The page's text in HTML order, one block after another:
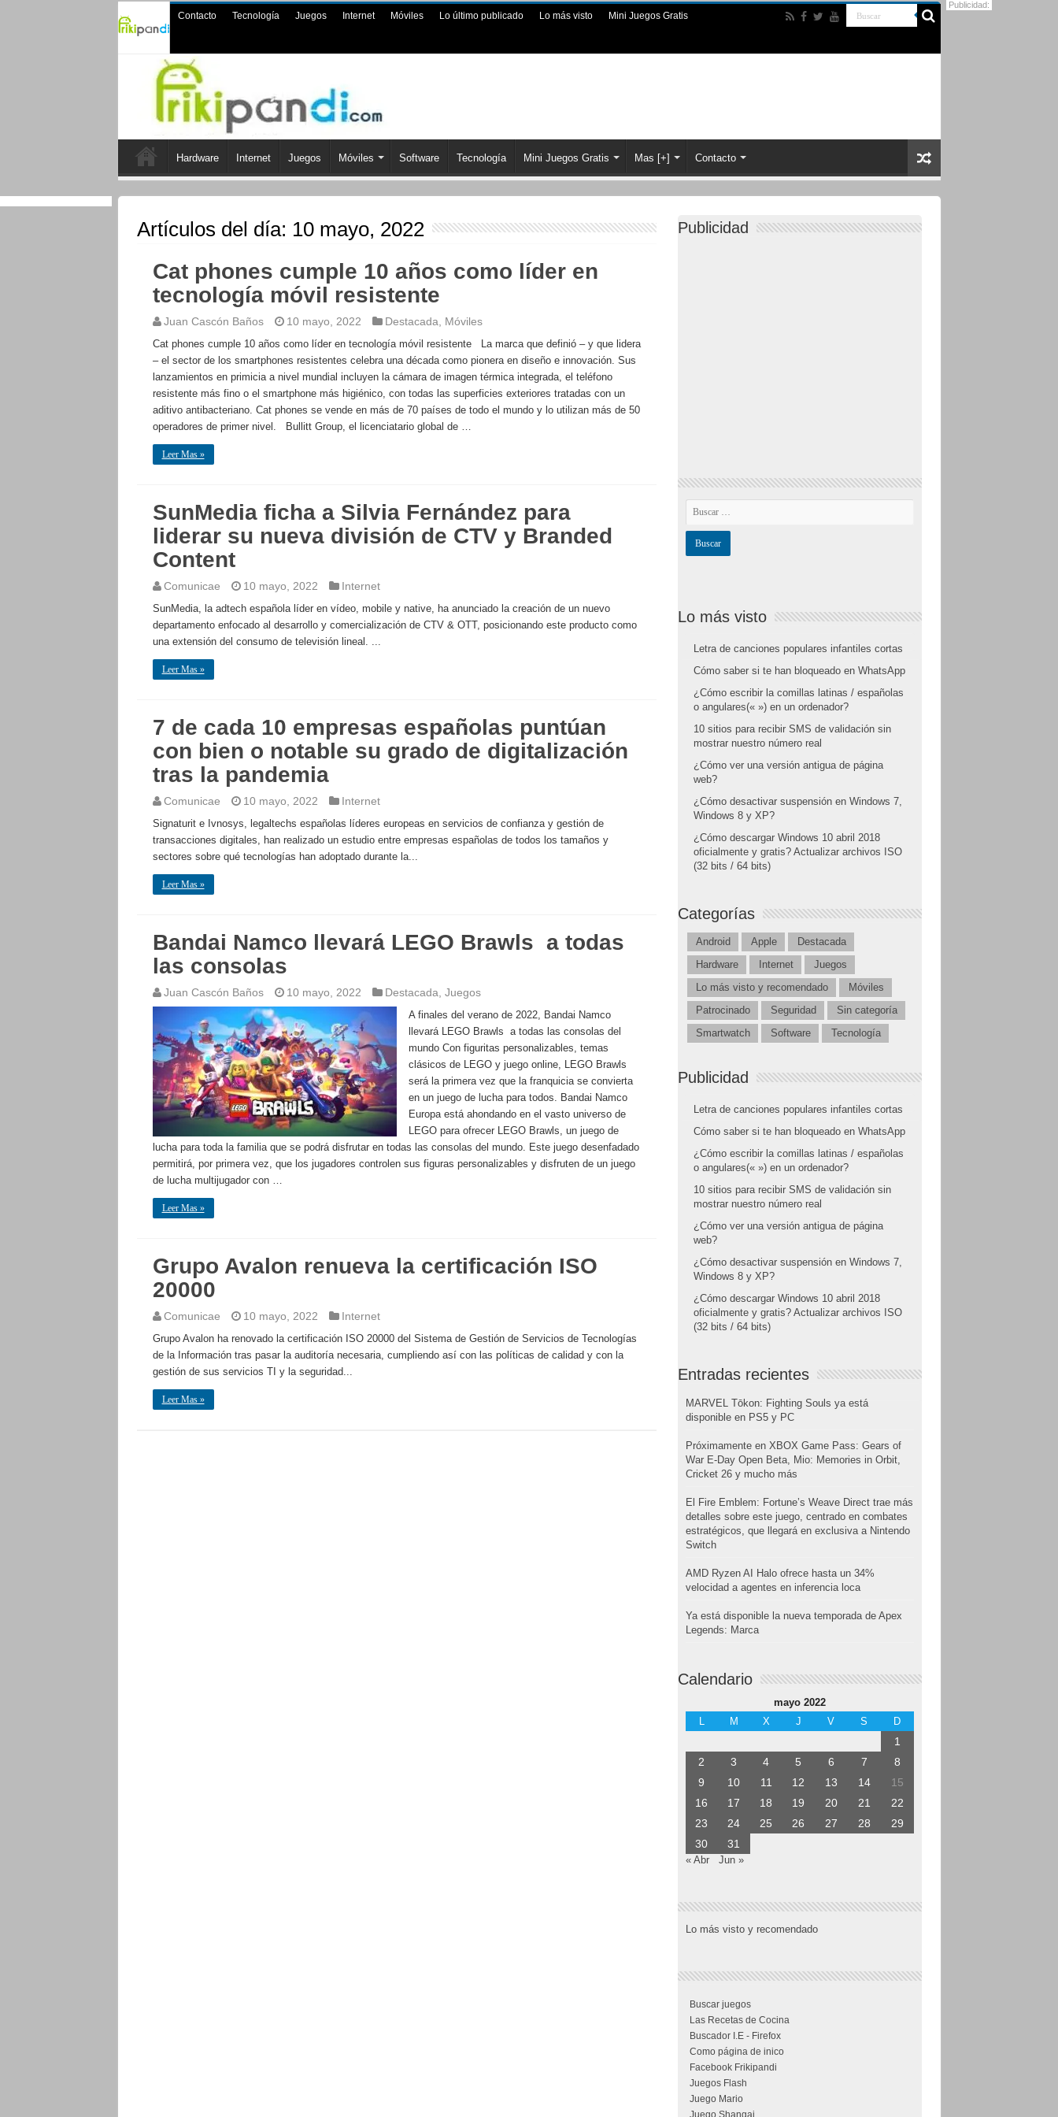
Contacto Tecnología Juegos Internet Móviles Lo último publicado Lo más visto Mini Juegos Gratis
Hardware Internet Juegos Móviles Software Tecnología Mini Juegos Gratis Mas [+] Contacto
Artículos del día: 10 mayo, 2022
Cat phones cumple 10 años como líder en
tecnología móvil resistente
Juan Cascón Baños 10 mayo, 2022 Destacada Móviles
Cat phones cumple 10 años como líder en tecnología móvil resistente La marca que definió – y que lidera
– el sector de los smartphones resistentes celebra una década como pionera en diseño e innovación. Sus
lanzamientos en primicia a nivel mundial incluyen la cámara de imagen térmica integrada, el teléfono
resistente más fino o el smartphone más higiénico, con todas las superficies exteriores tratadas con un
aditivo antibacteriano. Cat phones se vende en más de 70 países de todo el mundo y lo utilizan más de 50
operadores de primer nivel. Bullitt Group, el licenciatario global de …
Leer Mas »
SunMedia ficha a Silvia Fernández para
liderar su nueva división de CTV y Branded
Content
Comunicae 10 mayo, 2022 Internet
SunMedia, la adtech española líder en vídeo, mobile y native, ha anunciado la creación de un nuevo
departamento enfocado al desarrollo y comercialización de CTV & OTT, posicionando este producto como
una extensión del consumo de televisión lineal. ...
Leer Mas »
7 de cada 10 empresas españolas puntúan
con bien o notable su grado de digitalización
tras la pandemia
Comunicae 10 mayo, 2022 Internet
Signaturit e Ivnosys, legaltechs españolas líderes europeas en servicios de confianza y gestión de
transacciones digitales, han realizado un estudio entre empresas españolas de todos los tamaños y
sectores sobre qué tecnologías han adoptado durante la...
Leer Mas »
Bandai Namco llevará LEGO Brawls a todas
las consolas
Juan Cascón Baños 10 mayo, 2022 Destacada Juegos
A finales del verano de 2022, Bandai Namco
llevará LEGO Brawls a todas las consolas del
mundo Con figuritas personalizables, temas
clásicos de LEGO y juego online, LEGO Brawls
será la primera vez que la franquicia se convierta
en un juego de lucha para todos. Bandai Namco
Europa está ahondando en el vasto universo de
LEGO para ofrecer LEGO Brawls, un juego de
lucha para toda la familia que se podrá disfrutar en todas las consolas del mundo. Este juego desenfadado
permitirá, por primera vez, que los jugadores controlen sus figuras personalizables y disfruten de un juego
de lucha multijugador con …
Leer Mas »
Grupo Avalon renueva la certificación ISO
20000
Comunicae 10 mayo, 2022 Internet
Grupo Avalon ha renovado la certificación ISO 20000 del Sistema de Gestión de Servicios de Tecnologías
de la Información tras pasar la auditoría necesaria, cumpliendo así con las políticas de calidad y con la
gestión de sus servicios TI y la seguridad...
Leer Mas »
Publicidad
Lo más visto
Letra de canciones populares infantiles cortas
Cómo saber si te han bloqueado en WhatsApp
¿Cómo escribir la comillas latinas / españolas
o angulares(« ») en un ordenador?
10 sitios para recibir SMS de validación sin
mostrar nuestro número real
¿Cómo ver una versión antigua de página
web?
¿Cómo desactivar suspensión en Windows 7,
Windows 8 y XP?
¿Cómo descargar Windows 10 abril 2018
oficialmente y gratis? Actualizar archivos ISO
(32 bits / 64 bits)
Categorías
Android Apple
Destacada
Hardware
Internet
Juegos
Lo más visto y recomendado
Móviles
Patrocinado
Seguridad
Sin categoría
Smartwatch
Software Tecnología
Publicidad
Letra de canciones populares infantiles cortas
Cómo saber si te han bloqueado en WhatsApp
¿Cómo escribir la comillas latinas / españolas
o angulares(« ») en un ordenador?
10 sitios para recibir SMS de validación sin
mostrar nuestro número real
¿Cómo ver una versión antigua de página
web?
¿Cómo desactivar suspensión en Windows 7,
Windows 8 y XP?
¿Cómo descargar Windows 10 abril 2018
oficialmente y gratis? Actualizar archivos ISO
(32 bits / 64 bits)
Entradas recientes
MARVEL Tōkon: Fighting Souls ya está
disponible en PS5 y PC
Próximamente en XBOX Game Pass: Gears of
War E-Day Open Beta, Mio: Memories in Orbit,
Cricket 26 y mucho más
El Fire Emblem: Fortune’s Weave Direct trae más
detalles sobre este juego, centrado en combates
estratégicos, que llegará en exclusiva a Nintendo
Switch
AMD Ryzen AI Halo ofrece hasta un 34%
velocidad a agentes en inferencia loca
Ya está disponible la nueva temporada de Apex
Legends: Marca
Calendario
mayo 2022
L
M X J V S D
1
2
3 4 5 6 7
8
9
10 11 12 13 14
15
16
17 18 19 20 21
22
23
24 25 26 27 28
29
30
31
« Abr Jun »
Lo más visto y recomendado
Buscar juegos
Las Recetas de Cocina
Buscador I.E - Firefox
Como página de inico
Facebook Frikipandi
Juegos Flash
Juego Mario
Juego Shangai
Publicidad: